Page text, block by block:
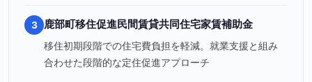
3 鹿部町移住促進民間賃貸共同住宅家賃補助金
移住初期段階での住宅費負担を軽減。就業支援と組み
合わせた段階的な定住促進アプローチ